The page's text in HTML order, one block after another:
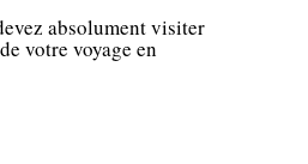
absolument visiter
votre voyage en